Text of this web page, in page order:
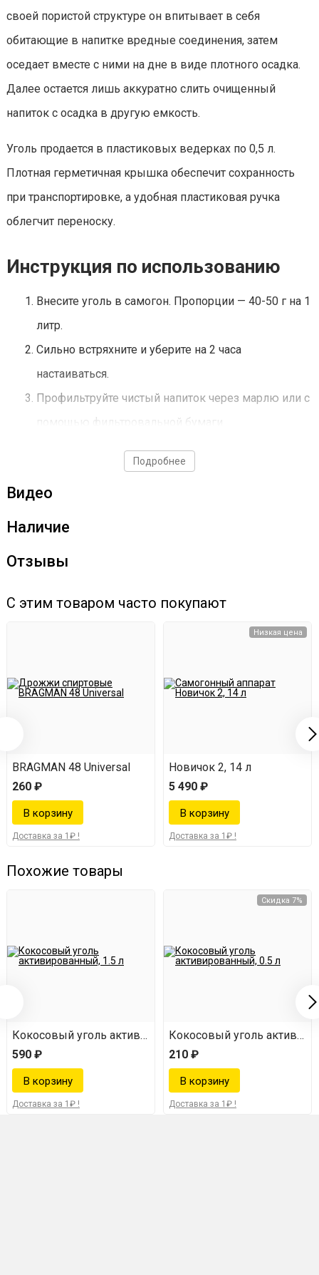
своей пористой структуре он впитывает в себя
обитающие в напитке вредные соединения, затем
оседает вместе с ними на дне в виде плотного осадка.
Далее остается лишь аккуратно слить очищенный
напиток с осадка в другую емкость.
Уголь продается в пластиковых ведерках по 0,5 л.
Плотная герметичная крышка обеспечит сохранность
при транспортировке, а удобная пластиковая ручка
облегчит переноску.
Инструкция по использованию
Внесите уголь в самогон. Пропорции — 40-50 г на 1
литр.
Сильно встряхните и уберите на 2 часа
настаиваться.
Профильтруйте чистый напиток через марлю или с
помощью фильтровальной бумаги.
Подробнее
Видео
Наличие
Отзывы
С этим товаром часто покупают
BRAGMAN 48 Universal
260 ₽
Доставка за 1₽ !
Низкая цена
Новичок 2, 14 л
5 490 ₽
Доставка за 1₽ !
Похожие товары
0.5 л
Кокосовый уголь активированный, 1.5 л
590 ₽
Доставка за 1₽ !
Скидка 7%
Кокосовый уголь
210 ₽
Доставка за 1₽ !